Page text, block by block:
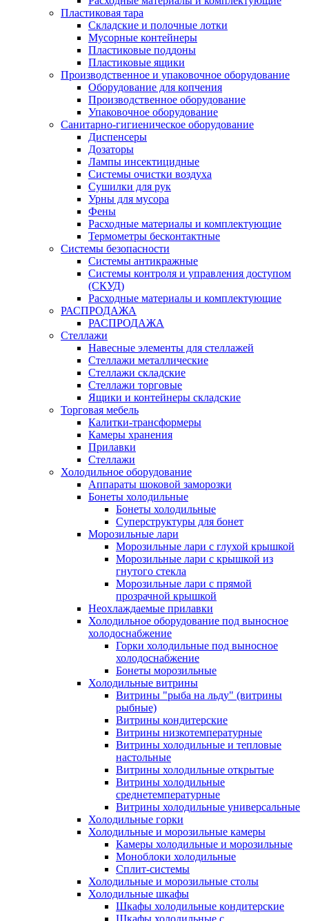
Пластиковая тара
Складские и полочные лотки
Мусорные контейнеры
Пластиковые поддоны
Пластиковые ящики
Производственное и упаковочное оборудование
Оборудование для копчения
Производственное оборудование
Упаковочное оборудование
Санитарно-гигиеническое оборудование
Диспенсеры
Дозаторы
Лампы инсектицидные
Системы очистки воздуха
Сушилки для рук
Урны для мусора
Фены
Расходные материалы и комплектующие
Термометры бесконтактные
Системы безопасности
Системы антикражные
Системы контроля и управления доступом
(СКУД)
Расходные материалы и комплектующие
РАСПРОДАЖА
РАСПРОДАЖА
Стеллажи
Навесные элементы для стеллажей
Стеллажи металлические
Стеллажи складские
Стеллажи торговые
Ящики и контейнеры складские
Торговая мебель
Калитки-трансформеры
Камеры хранения
Прилавки
Стеллажи
Холодильное оборудование
Аппараты шоковой заморозки
Бонеты холодильные
Бонеты холодильные
Суперструктуры для бонет
Морозильные лари
Морозильные лари с глухой крышкой
Морозильные лари с крышкой из
гнутого стекла
Морозильные лари с прямой
прозрачной крышкой
Неохлаждаемые прилавки
Холодильное оборудование под выносное
холодоснабжение
Горки холодильные под выносное
холодоснабжение
Бонеты морозильные
Холодильные витрины
Витрины "рыба на льду" (витрины
рыбные)
Витрины кондитерские
Витрины низкотемпературные
Витрины холодильные и тепловые
настольные
Витрины холодильные открытые
Витрины холодильные
среднетемпературные
Витрины холодильные универсальные
Холодильные горки
Холодильные и морозильные камеры
Камеры холодильные и морозильные
Моноблоки холодильные
Сплит-системы
Холодильные и морозильные столы
Холодильные шкафы
Шкафы холодильные кондитерские
Шкафы холодильные с